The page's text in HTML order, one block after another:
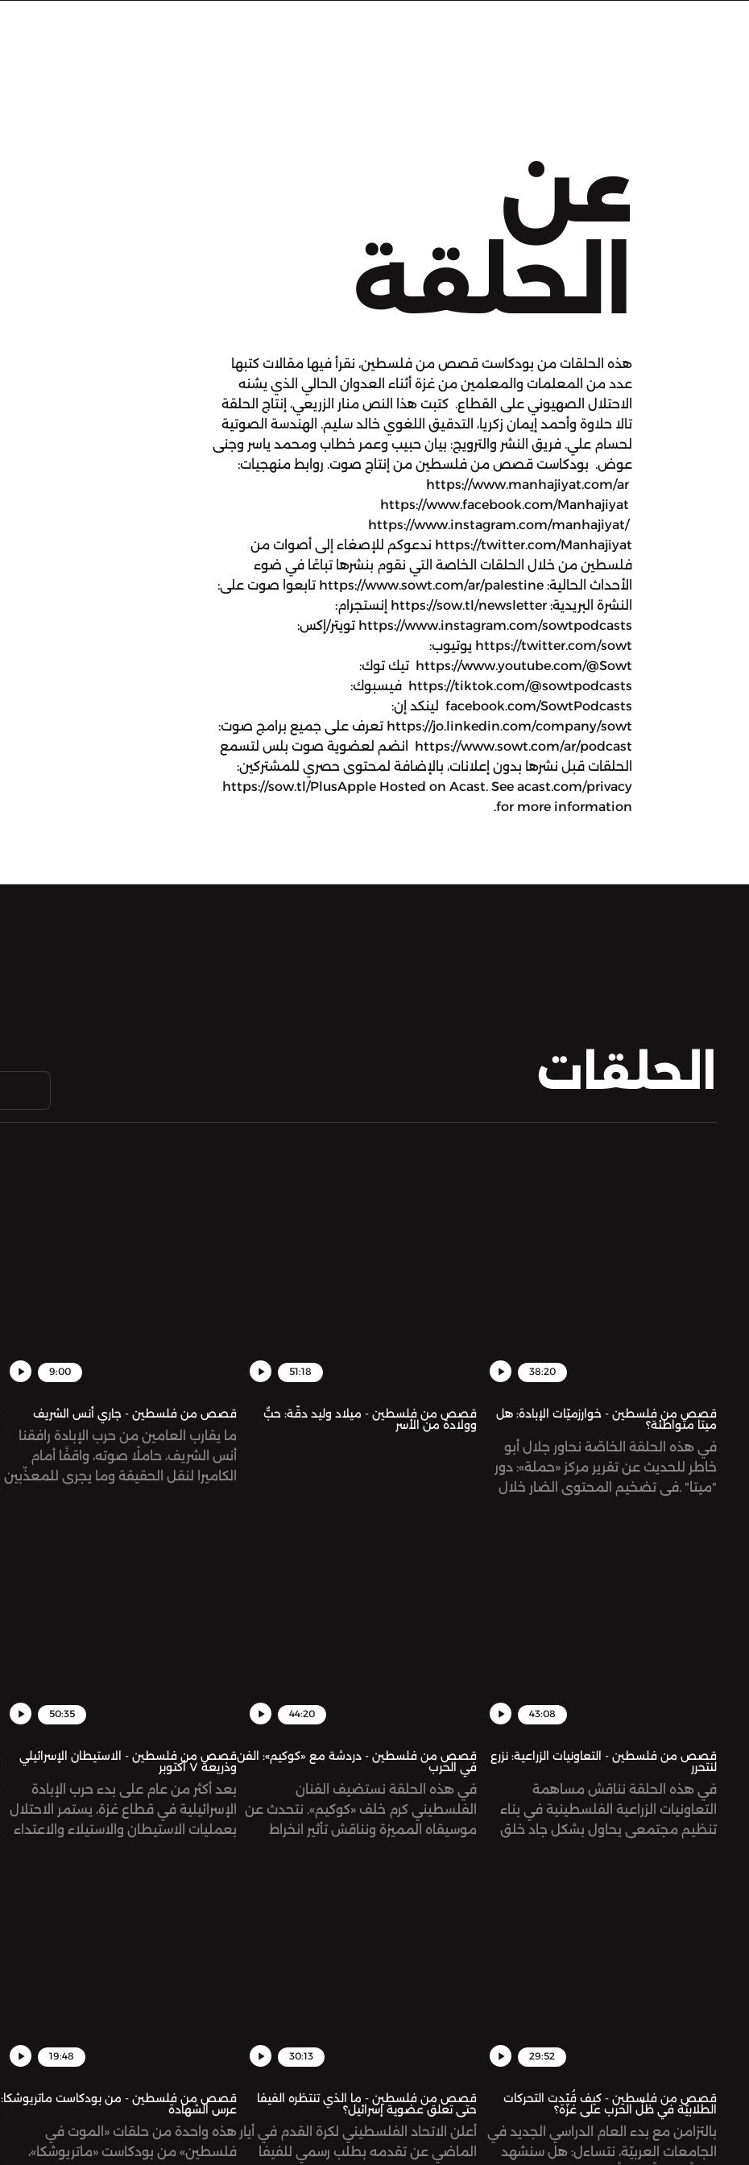
عن
الحلقة
هذه الحلقات من بودكاست قصص من فلسطين، نقرأ فيها مقالات كتبها
عدد من المعلمات والمعلمين من غزة أثناء العدوان الحالي الذي يشنه
الاحتلال الصهيوني على القطاع. كتبت هذا النص منار الزريعي، إنتاج الحلقة
تالا حلاوة وأحمد إيمان زكريا، التدقيق اللغوي خالد سليم. الهندسة الصوتية
لحسام علي. فريق النشر والترويج: بيان حبيب وعمر خطاب ومحمد ياسر وجنى
عوض. بودكاست قصص من فلسطين من إنتاج صوت. روابط منهجيات:
https://www.manhajiyat.com/ar
https://www.facebook.com/Manhajiyat
https://www.instagram.com/manhajiyat/
https://twitter.com/Manhajiyat ندعوكم للإصغاء إلى أصوات من
فلسطين من خلال الحلقات الخاصة التي نقوم بنشرها تباعًا في ضوء
الأحداث الحالية: https://www.sowt.com/ar/palestine تابعوا صوت على:
النشرة البريدية: https://sow.tl/newsletter إنستجرام:
https://www.instagram.com/sowtpodcasts تويتر/إكس:
https://twitter.com/sowt يوتيوب:
https://www.youtube.com/@Sowt تيك توك:
https://tiktok.com/@sowtpodcasts فيسبوك:
facebook.com/SowtPodcasts لينكد إن:
https://jo.linkedin.com/company/sowt تعرف على جميع برامج صوت:
https://www.sowt.com/ar/podcast انضم لعضوية صوت بلس لتسمع
الحلقات قبل نشرها بدون إعلانات، بالإضافة لمحتوى حصري للمشتركين:
https://sow.tl/PlusApple Hosted on Acast. See acast.com/privacy
for more information.
الحلقات
38:20
قصص من فلسطين - خوارزميّات الإبادة: هل
ميتا متواطئة؟
في هذه الحلقة الخاصّة نحاور جلال أبو
خاطر للحديث عن تقرير مركز «حملة»: دور
"ميتا" .في تضخيم المحتوى الضار خلال
51:18
قصص من فلسطين - ميلاد وليد دقّة: حبٌّ
وولادة من الأسر
9:00
قصص من فلسطين - جاري أنس الشريف
ما يقارب العامين من حرب الإبادة رافقنا
أنس الشريف، حاملًا صوته، واقفًا أمام
الكاميرا لنقل الحقيقة وما يجري للمعذّبين
43:08
قصص من فلسطين - التعاونيات الزراعية: نزرع
لنتحرر
في هذه الحلقة نناقش مساهمة
التعاونيات الزراعية الفلسطينية في بناء
تنظيم مجتمعي يحاول بشكل جاد خلق
44:20
قصص من فلسطين - دردشة مع «كوكيم»: الفن
في الحرب
في هذه الحلقة نستضيف الفنان
الفلسطيني كرم خلف «كوكيم». نتحدث عن
موسيقاه المميزة ونناقش تأثير انخراط
50:35
قصص من فلسطين - الاستيطان الإسرائيلي
وذريعة ٧ أكتوبر
بعد أكثر من عام على بدء حرب الإبادة
الإسرائيلية في قطاع غزة، يستمر الاحتلال
بعمليات الاستيطان والاستيلاء والاعتداء
29:52
قصص من فلسطين - كيف قُيّدت التحركات
الطلابيّة في ظلِّ الحرب على غزة؟
بالتزامن مع بدء العام الدراسي الجديد في
الجامعات العربيّة، نتساءل: هل سنشهد
30:13
قصص من فلسطين - ما الذي تنتظره الفيفا
حتى تعلق عضوية إسرائيل؟
أعلن الاتحاد الفلسطيني لكرة القدم في أيار
الماضي عن تقدمه بطلب رسمي للفيفا
19:48
قصص من فلسطين - من بودكاست ماتريوشكا:
عرس الشهادة
هذه واحدة من حلقات «الموت في
فلسطين» من بودكاست «ماتريوشكا»،